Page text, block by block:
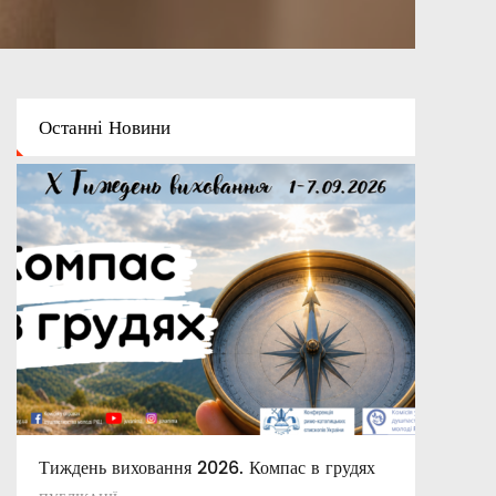
ОстанніНовини
Тиждень виховання 2026. Компас в грудях
Духовно-моральні цінності в системі
Католицькі заклади освіти України XVII –